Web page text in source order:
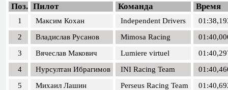
Поз. Пилот Команда Время
1 Максим Кохан Independent Drivers
2
Владислав Русанов Mimosa Racing
3
Вячеслав Макович Lumiere virtuel
4
Нурсултан Ибрагимов INI Racing Team
5
Михаил Лашин Perseus Racing Team